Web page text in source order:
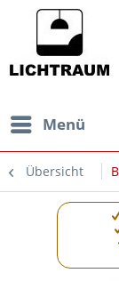
Menü
Übersicht